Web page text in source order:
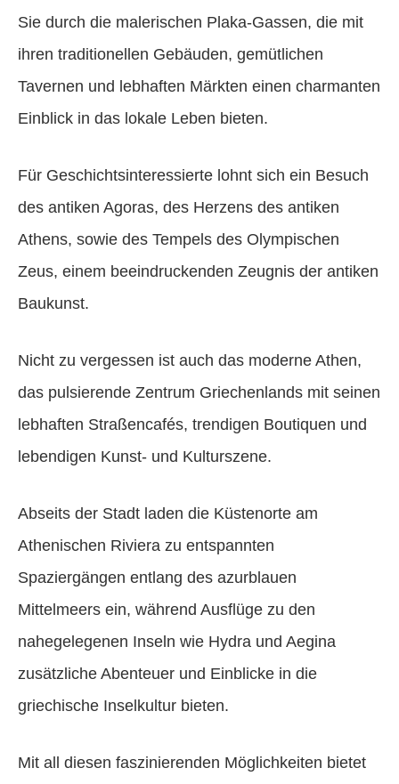
Sie durch die malerischen Plaka-Gassen, die mit
ihren traditionellen Gebäuden, gemütlichen
Tavernen und lebhaften Märkten einen charmanten
Einblick in das lokale Leben bieten.
Für Geschichtsinteressierte lohnt sich ein Besuch
des antiken Agoras, des Herzens des antiken
Athens, sowie des Tempels des Olympischen
Zeus, einem beeindruckenden Zeugnis der antiken
Baukunst.
Nicht zu vergessen ist auch das moderne Athen,
das pulsierende Zentrum Griechenlands mit seinen
lebhaften Straßencafés, trendigen Boutiquen und
lebendigen Kunst- und Kulturszene.
Abseits der Stadt laden die Küstenorte am
Athenischen Riviera zu entspannten
Spaziergängen entlang des azurblauen
Mittelmeers ein, während Ausflüge zu den
nahegelegenen Inseln wie Hydra und Aegina
zusätzliche Abenteuer und Einblicke in die
griechische Inselkultur bieten.
Mit all diesen faszinierenden Möglichkeiten bietet